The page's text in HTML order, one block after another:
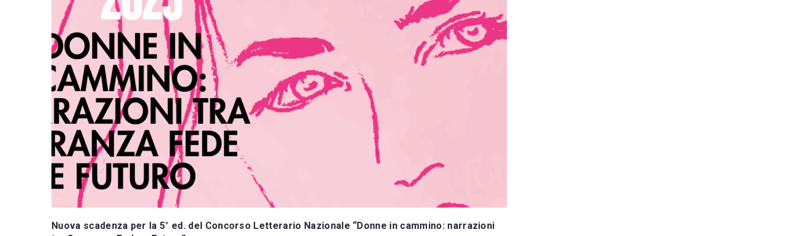
Nuova scadenza per la 5° ed. del Concorso Letterario Nazionale “Donne in cammino: narrazioni